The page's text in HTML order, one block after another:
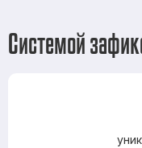
Системой